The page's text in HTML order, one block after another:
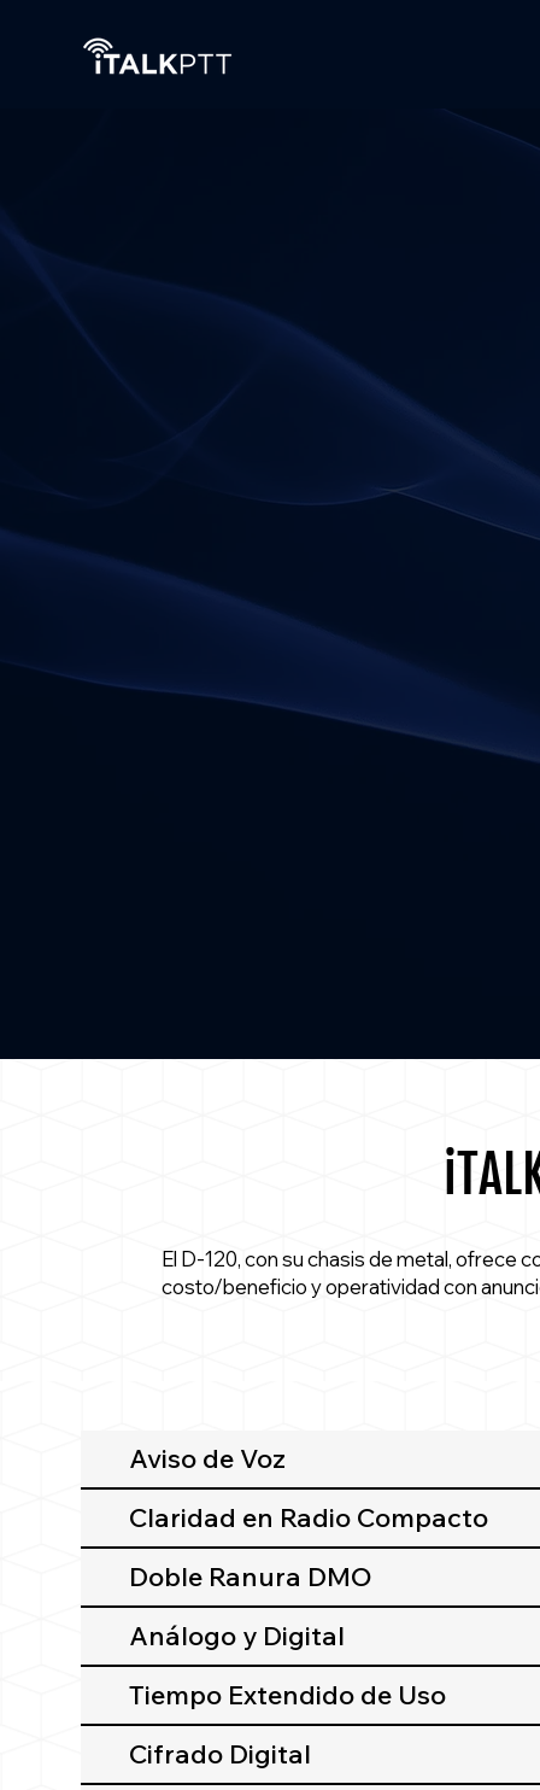
El D-120, con su chasis de metal, ofrece
costo/beneficio y operatividad con
Aviso de Voz
Claridad en Radio Compacto
Doble Ranura DMO
Análogo y Digital
Tiempo Extendido de Uso
Cifrado Digital